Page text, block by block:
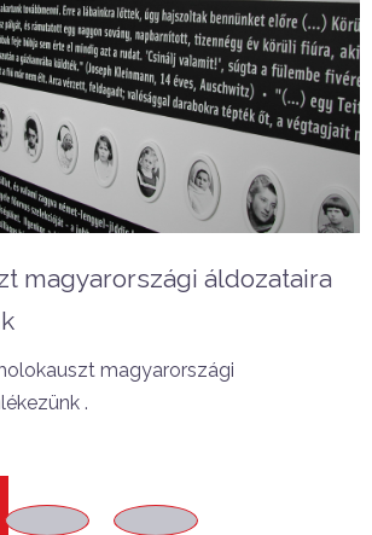
magyarországi áldozataira
magyarországi
.